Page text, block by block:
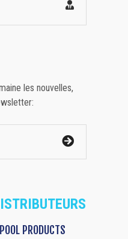
les nouvelles,
PRODUCTS